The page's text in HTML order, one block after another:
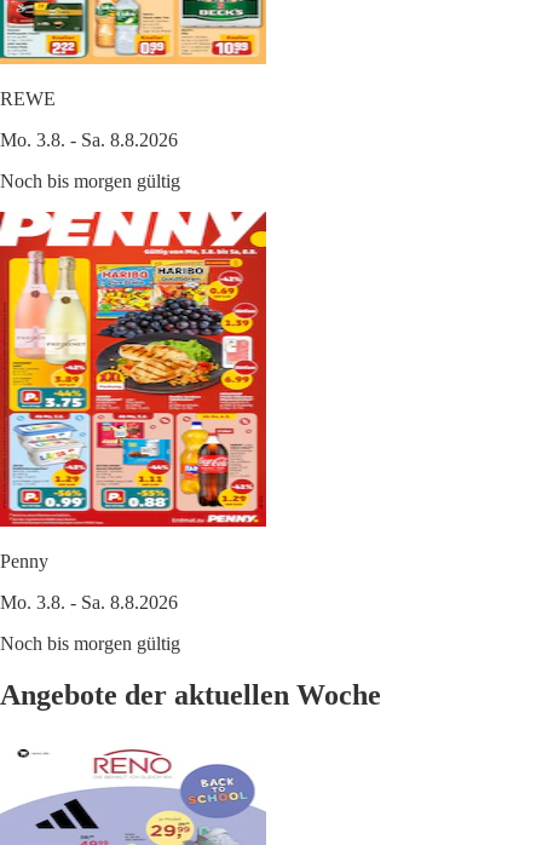
REWE
Mo. 3.8. - Sa. 8.8.2026
Noch bis morgen gültig
Penny
Mo. 3.8. - Sa. 8.8.2026
Noch bis morgen gültig
Angebote der aktuellen Woche